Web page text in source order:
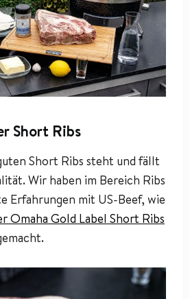
Short Ribs
Short Ribs steht und fällt
Wir haben im Bereich Ribs
Erfahrungen mit US-Beef, wie
Omaha Gold Label Short Ribs